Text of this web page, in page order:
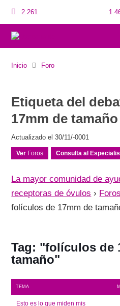
2.261
Inicio Foro
Etiqueta del
17mm de tamaño
Actualizado el 30/11/-0001
Ver Foros Consulta al
La mayor comunidad de
receptoras de óvulos › Foros
folículos de 17mm de
Tag: "folículos de
tamaño"
TEMA
Esto es lo que miden mis